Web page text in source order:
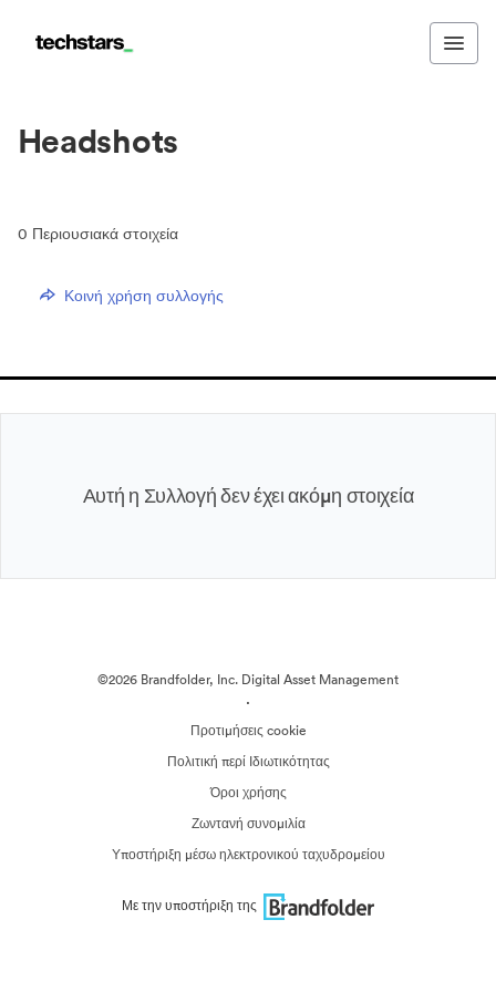
Headshots
0 Περιουσιακά στοιχεία
Κοινή χρήση συλλογής
Αυτή η Συλλογή δεν έχει ακόμη στοιχεία
©2026 Brandfolder, Inc. Digital Asset Management
·
Προτιμήσεις cookie
Πολιτική περί Ιδιωτικότητας
Όροι χρήσης
Ζωντανή συνομιλία
Υποστήριξη μέσω ηλεκτρονικού ταχυδρομείου
Με την υποστήριξη της